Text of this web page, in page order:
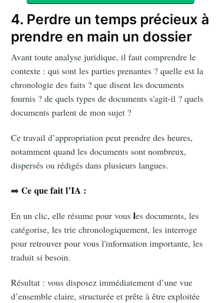
4. Perdre un temps précieux à
prendre en main un dossier
Avant toute analyse juridique, il faut comprendre le
contexte : qui sont les parties prenantes ? quelle est la
chronologie des faits ? que disent les documents
fournis ? de quels types de documents s'agit-il ? quels
documents parlent de mon sujet ?
Ce travail d’appropriation peut prendre des heures,
notamment quand les documents sont nombreux,
dispersés ou rédigés dans plusieurs langues.
➡️ Ce que fait l’IA :
En un clic, elle résume pour vousles documents, les
catégorise, les trie chronologiquement, les interroge
pour retrouver pour vous l'information importante, les
traduit si besoin.
Résultat : vous disposez immédiatement d’une vue
d’ensemble claire, structurée et prête à être exploitée